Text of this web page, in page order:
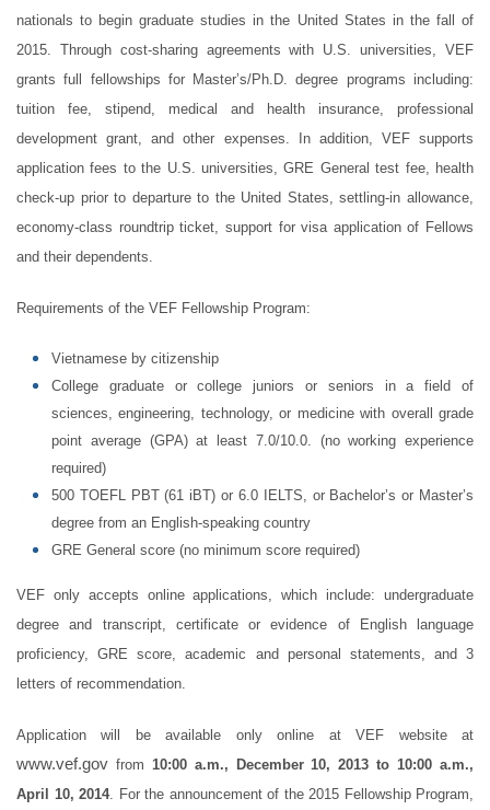
nationals to begin graduate studies in the United States in the fall of
2015. Through cost-sharing agreements with U.S. universities, VEF
grants full fellowships for Master’s/Ph.D. degree programs including:
tuition fee, stipend, medical and health insurance, professional
development grant, and other expenses. In addition, VEF supports
application fees to the U.S. universities, GRE General test fee, health
check-up prior to departure to the United States, settling-in allowance,
economy-class roundtrip ticket, support for visa application of Fellows
and their dependents.
Requirements of the VEF Fellowship Program:
Vietnamese by citizenship
College graduate or college juniors or seniors in a field of
sciences, engineering, technology, or medicine with overall grade
point average (GPA) at least 7.0/10.0. (no working experience
required)
500 TOEFL PBT (61 iBT) or 6.0 IELTS, or Bachelor’s or Master’s
degree from an English-speaking country
GRE General score (no minimum score required)
VEF only accepts online applications, which include: undergraduate
degree and transcript, certificate or evidence of English language
proficiency, GRE score, academic and personal statements, and 3
letters of recommendation.
Application will be available only online at VEF website at
www.vef.gov from 10:00 a.m., December 10, 2013 to 10:00 a.m.,
April 10, 2014. For the announcement of the 2015 Fellowship Program,